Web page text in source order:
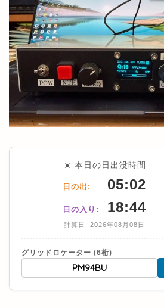
☀️ 本日の日出没時間
日の出: 05:02
日の入り: 18:44
計算日: 2026年08月08日
グリッドロケーター (6桁)